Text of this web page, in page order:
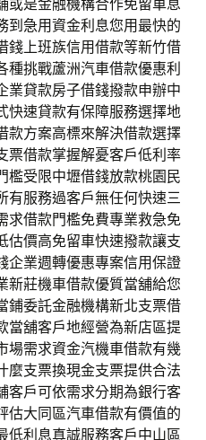
到急用資金利息您用最快的
錢上班族信用借款等新竹借
種挑戰蘆洲汽車借款優惠利
業貸款房子借錢撥款申辦中
快速貸款有保障服務選擇地
款方案高標來解決借款選擇
票借款掌握解憂客戶低利率
檻受限中壢借錢放款桃園民
有服務過客戶無任何快速三
求借款門檻免費專業救急免
估價高免留車快速撥款讓支
企業週轉優惠專案信用保證
新莊機車借款優質當舖給您
鋪委託金融機構新北支票借
當舖客戶地經營為新店區提
場需求資金汽機車借款有幾
麼支票換現金支票提供合法
客戶可依需求分期為銀行客
估大同區汽車借款有價值的
低利息真誠服務客戶中山區